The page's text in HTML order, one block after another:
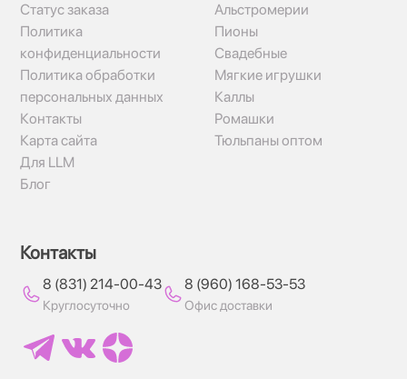
Статус заказа
Политика
конфиденциальности
Политика обработки
персональных данных
Контакты
Карта сайта
Для LLM
Блог
Альстромерии
Пионы
Свадебные
Мягкие игрушки
Каллы
Ромашки
Тюльпаны оптом
Контакты
8 (831) 214-00-43
Круглосуточно
8 (960) 168-53-53
Офис доставки